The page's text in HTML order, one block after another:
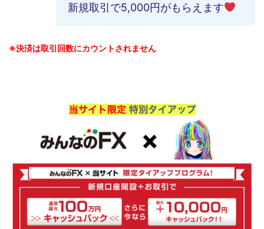
新規取引で5,000円がもらえます
※決済は取引回数にカウントされません